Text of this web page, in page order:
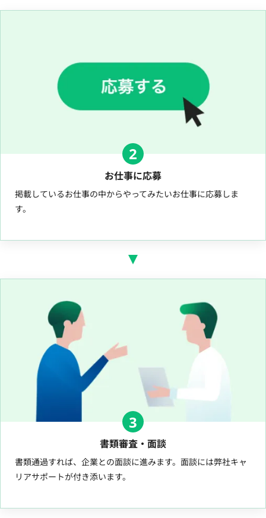
2
お仕事に応募
掲載しているお仕事の中からやってみたいお仕事に応募しま
す。
3
書類審査・面談
書類通過すれば、企業との面談に進みます。面談には弊社キャ
リアサポートが付き添います。